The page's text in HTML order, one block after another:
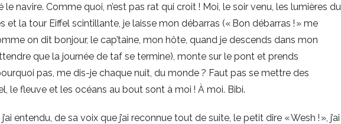
navire. Comme quoi, n’est pas rat qui croit ! Moi, le soir venu, les lumières du
et la tour Eiffel scintillante, je laisse mon débarras (« Bon débarras ! » me
on dit bonjour, le cap’taine, mon hôte, quand je descends dans mon
que la journée de taf se termine), monte sur le pont et prends
pas, me dis-je chaque nuit, du monde ? Faut pas se mettre des
le fleuve et les océans au bout sont à moi ! À moi. Bibi.
entendu, de sa voix que j’ai reconnue tout de suite, le petit dire « Wesh ! », j’ai